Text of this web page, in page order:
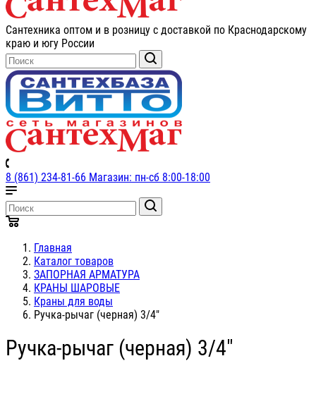
Сантехника оптом и в розницу с доставкой по Краснодарскому
краю и югу России
8 (861) 234-81-66 Магазин: пн-сб 8:00-18:00
Главная
Каталог товаров
ЗАПОРНАЯ АРМАТУРА
КРАНЫ ШАРОВЫЕ
Краны для воды
Ручка-рычаг (черная) 3/4"
Ручка-рычаг (черная) 3/4"